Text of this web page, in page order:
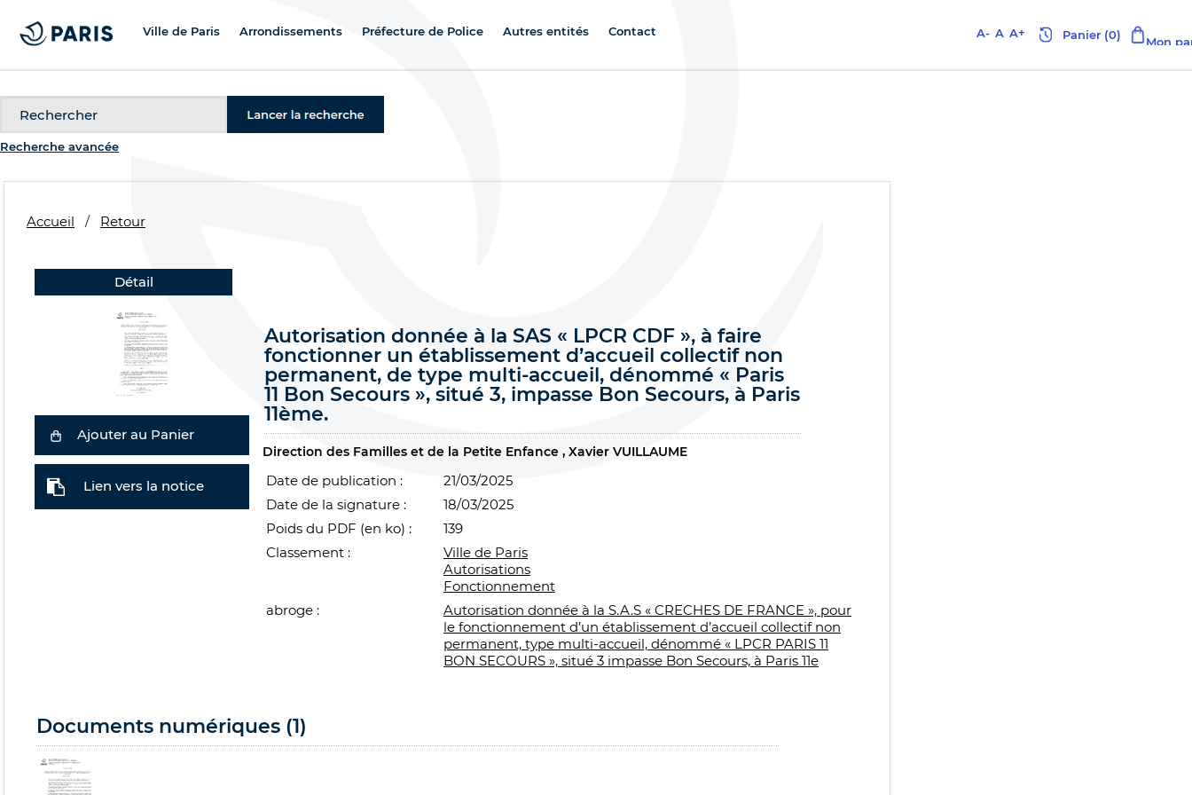
Ville de Paris Arrondissements Préfecture de Police Autres entités Contact A- A A+
Recherche avancée
Accueil Retour
Détail
Ajouter au Panier
Lien vers la notice
Autorisation donnée à la SAS « LPCR CDF », à faire
fonctionner un établissement d’accueil collectif non
permanent, de type multi-accueil, dénommé « Paris
11 Bon Secours », situé 3, impasse Bon Secours, à Paris
11ème.
Direction des Familles et de la Petite Enfance Xavier VUILLAUME
Date de publication :
21/03/2025
Date de la signature :
18/03/2025
Poids du PDF (en ko) :
139
Classement :
Ville de Paris
Autorisations
Fonctionnement
abroge :
Autorisation donnée à la S.A.S « CRECHES DE FRANCE », pour
le fonctionnement d’un établissement d’accueil collectif non
permanent, type multi-accueil, dénommé « LPCR PARIS 11
BON SECOURS », situé 3 impasse Bon Secours, à Paris 11e
Documents numériques (1)